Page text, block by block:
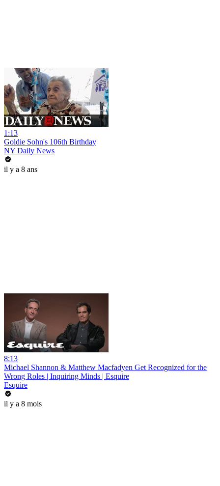
1:13
Goldie Sohn's 106th Birthday
NY Daily News
il y a 8 ans
8:13
Michael Shannon & Matthew Macfadyen Get Recognized for the
Wrong Roles | Inquiring Minds | Esquire
Esquire
il y a 8 mois